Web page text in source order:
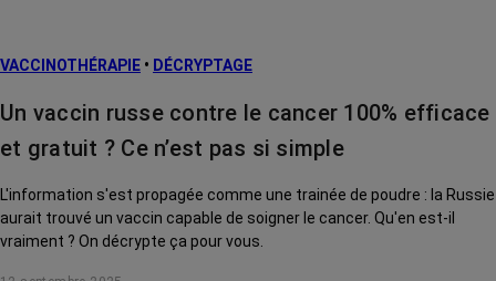
Traitements
La vie autour
VACCINOTHÉRAPIE • DÉCRYPTAGE
Un vaccin russe contre le cancer 100% efficace
et gratuit ? Ce n’est pas si simple
L'information s'est propagée comme une trainée de poudre : la Russie
aurait trouvé un vaccin capable de soigner le cancer. Qu'en est-il
vraiment ? On décrypte ça pour vous.